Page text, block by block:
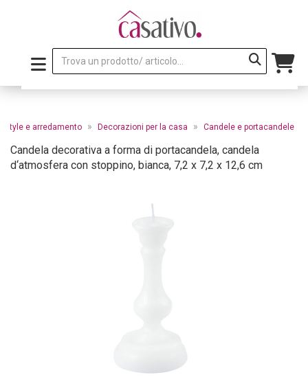
e arredamento » Decorazioni per la casa » Candele e portacandele
Candela decorativa a forma di portacandela, candela
d‘atmosfera con stoppino, bianca, 7,2 x 7,2 x 12,6 cm